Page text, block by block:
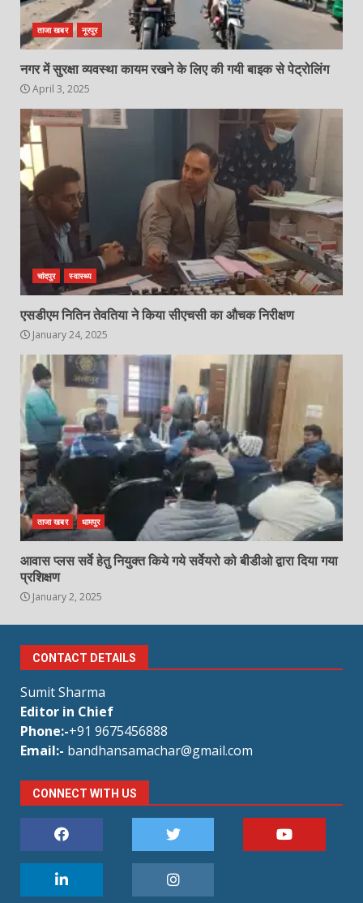
ताजा खबर नूरपुर
नगर में सुरक्षा व्यवस्था कायम रखने के लिए की गयी बाइक से पेट्रोलिंग
April 3, 2025
चांदपुर स्वास्थ्य
एसडीएम नितिन तेवतिया ने किया सीएचसी का औचक निरीक्षण
January 24, 2025
ताजा खबर धामपुर
आवास प्लस सर्वे हेतु नियुक्त किये गये सर्वेयरो को बीडीओ द्वारा दिया गया
प्रशिक्षण
January 2, 2025
CONTACT DETAILS
Sumit Sharma
Editor in Chief
Phone:-+91 9675456888
Email:- bandhansamachar@gmail.com
CONNECT WITH US